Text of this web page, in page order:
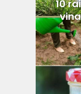
10